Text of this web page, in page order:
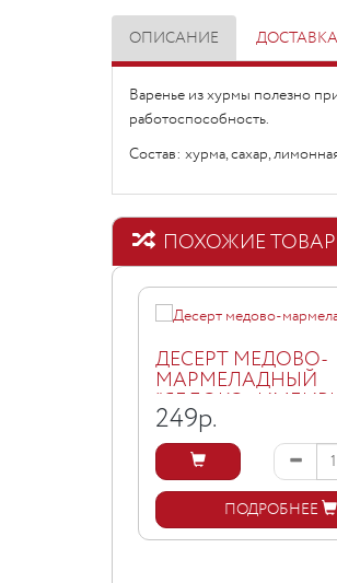
ОПИСАНИЕ ДОСТАВКА
Варенье из хурмы полезно
работоспособность.
Состав: хурма, сахар,
ПОХОЖИЕ
ДЕСЕРТ МЕДОВО-
МАРМЕЛАДНЫЙ
249р.
ПОДРОБНЕЕ